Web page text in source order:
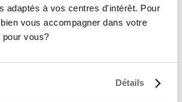
adaptés à vos centres d'intérêt. Pour
vous accompagner dans votre
vous?
Détails